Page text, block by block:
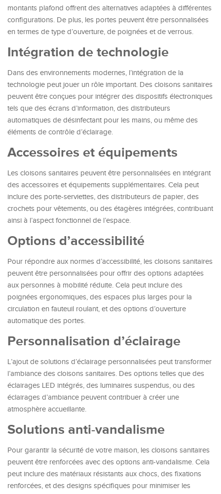
montants plafond offrent des alternatives adaptées à différentes
configurations. De plus, les portes peuvent être personnalisées
en termes de type d’ouverture, de poignées et de verrous.
Intégration de technologie
Dans des environnements modernes, l’intégration de la
technologie peut jouer un rôle important. Des cloisons sanitaires
peuvent être conçues pour intégrer des dispositifs électroniques
tels que des écrans d’information, des distributeurs
automatiques de désinfectant pour les mains, ou même des
éléments de contrôle d’éclairage.
Accessoires et équipements
Les cloisons sanitaires peuvent être personnalisées en intégrant
des accessoires et équipements supplémentaires. Cela peut
inclure des porte-serviettes, des distributeurs de papier, des
crochets pour vêtements, ou des étagères intégrées, contribuant
ainsi à l’aspect fonctionnel de l’espace.
Options d’accessibilité
Pour répondre aux normes d’accessibilité, les cloisons sanitaires
peuvent être personnalisées pour offrir des options adaptées
aux personnes à mobilité réduite. Cela peut inclure des
poignées ergonomiques, des espaces plus larges pour la
circulation en fauteuil roulant, et des options d’ouverture
automatique des portes.
Personnalisation d’éclairage
L’ajout de solutions d’éclairage personnalisées peut transformer
l’ambiance des cloisons sanitaires. Des options telles que des
éclairages LED intégrés, des luminaires suspendus, ou des
éclairages d’ambiance peuvent contribuer à créer une
atmosphère accueillante.
Solutions anti-vandalisme
Pour garantir la sécurité de votre maison, les cloisons sanitaires
peuvent être renforcées avec des options anti-vandalisme. Cela
peut inclure des matériaux résistants aux chocs, des fixations
renforcées, et des designs spécifiques pour minimiser les